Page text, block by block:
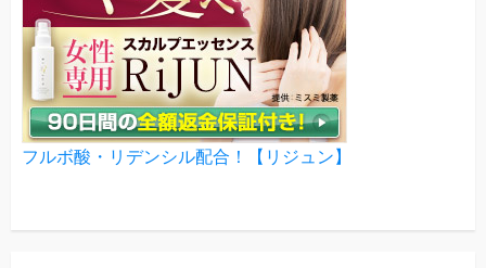
フルボ酸・リデンシル配合！【リジュン】